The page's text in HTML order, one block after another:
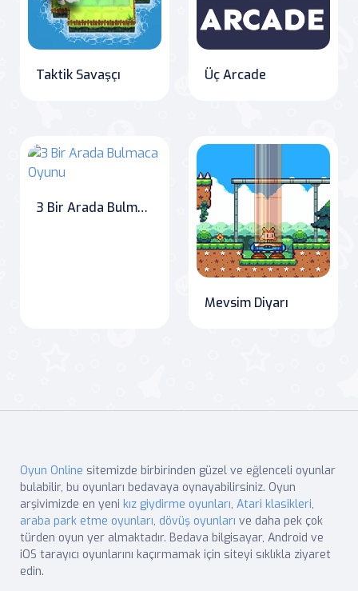
Taktik Savaşçı Üç Arcade
3 Bir Arada Bulmaca Oyunu
Mevsim Diyarı
Oyun Online sitemizde birbirinden güzel ve eğlenceli oyunlar
bulabilir, bu oyunları bedavaya oynayabilirsiniz. Oyun
arşivimizde en yeni kız giydirme oyunları, Atari klasikleri,
araba park etme oyunları, dövüş oyunları ve daha pek çok
türden oyun yer almaktadır. Bedava bilgisayar, Android ve
iOS tarayıcı oyunlarını kaçırmamak için siteyi sıklıkla ziyaret
edin.